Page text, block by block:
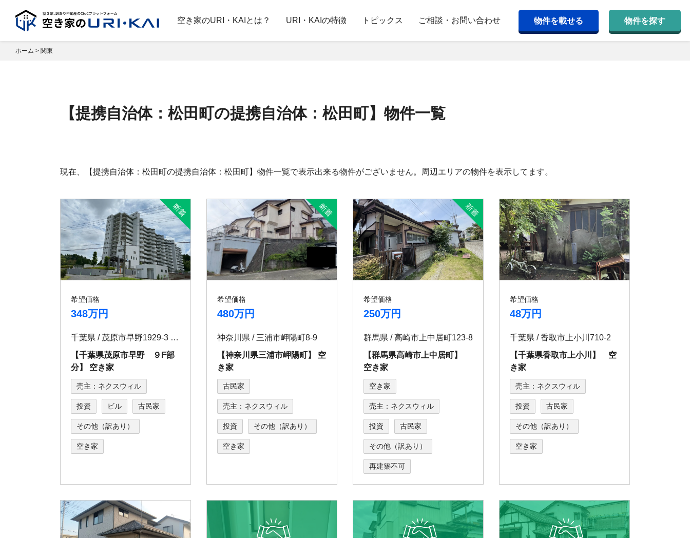
空き家のURI・KAIとは？ URI・KAIの特徴 トピックス ご相談・お問い合わせ 物件を載せる 物件を探す
ホーム > 関東
【提携自治体：松田町の提携自治体：松田町】物件一覧
現在、【提携自治体：松田町の提携自治体：松田町】物件一覧で表示出来る物件がございません。周辺エリアの物件を表示してます。
希望価格
348万円
千葉県 / 茂原市早野1929-3 コスモ茂原 907
【千葉県茂原市早野 ９F部
分】 空き家
売主：ネクスウィル
投資 ビル 古民家
その他（訳あり）
空き家
希望価格
480万円
神奈川県 / 三浦市岬陽町8-9
【神奈川県三浦市岬陽町】 空
き家
古民家
売主：ネクスウィル
投資 その他（訳あり）
空き家
希望価格
250万円
群馬県 / 高崎市上中居町123-8
【群馬県高崎市上中居町】
空き家
空き家
売主：ネクスウィル
投資 古民家
その他（訳あり）
再建築不可
希望価格
48万円
千葉県 / 香取市上小川710-2
【千葉県香取市上小川】 空
き家
売主：ネクスウィル
投資 古民家
その他（訳あり）
空き家